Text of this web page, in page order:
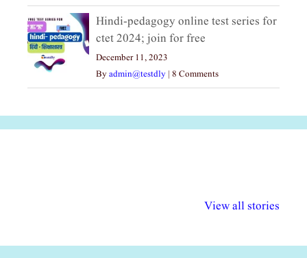
Hindi-pedagogy online test series for
ctet 2024; join for free
December 11, 2023
Byadmin@testdly | 8 Comments
View all stories
अधिकार दिवस| 18
वर्षातील